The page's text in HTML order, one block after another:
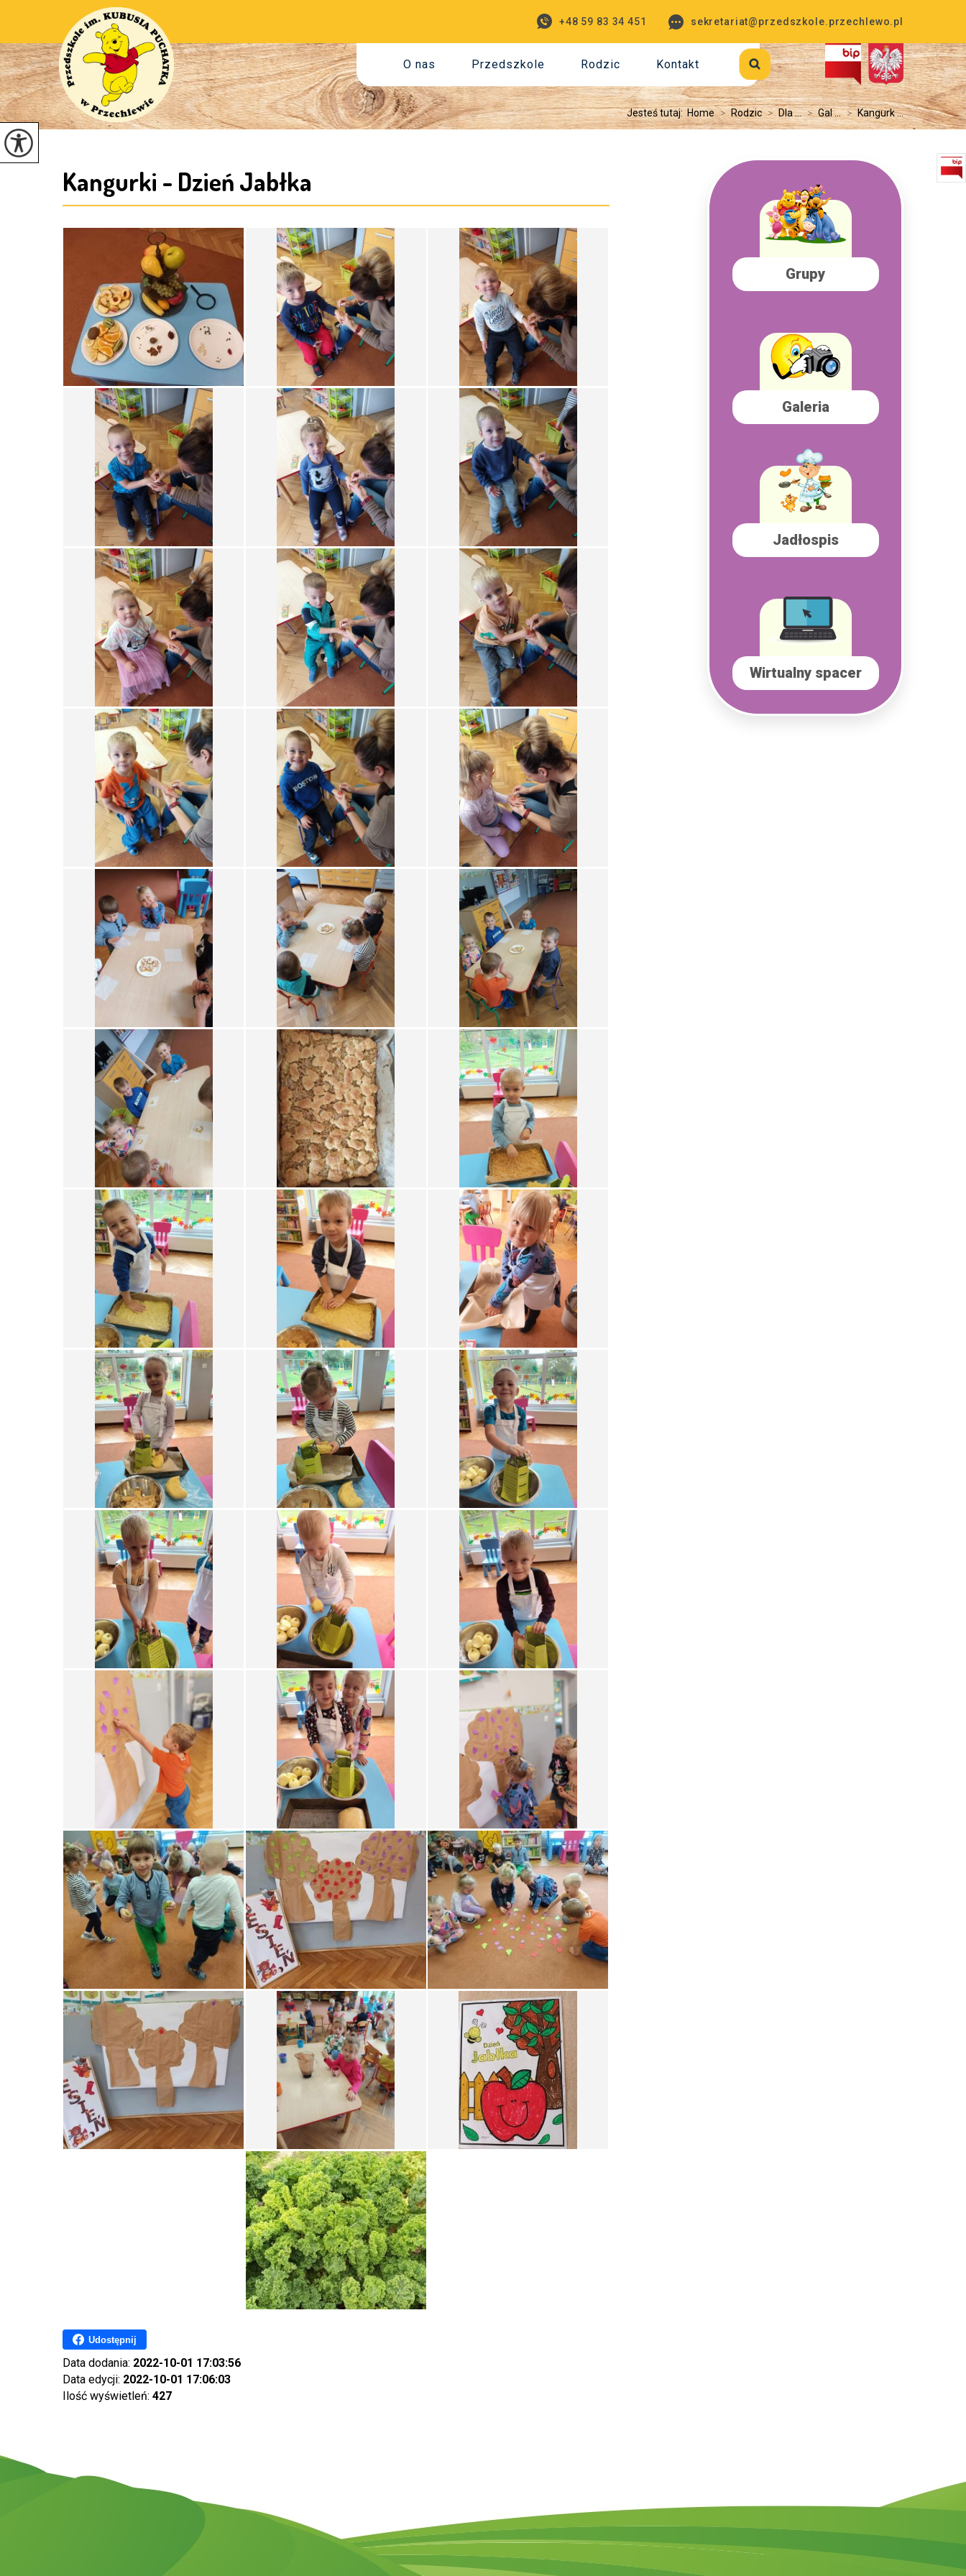
sekretariat@przedszkole.przechlewo.pl
+48 59 83 34 451
O nas Przedszkole Rodzic Kontakt
Jesteś tutaj:Home > Rodzic > Dla ... > Gal ... > Kangurk ...
Kangurki - Dzień Jabłka
Udostępnij
Data dodania: 2022-10-01 17:03:56
Data edycji: 2022-10-01 17:06:03
Ilość wyświetleń: 427
Grupy
Galeria
Jadłospis
Wirtualny spacer